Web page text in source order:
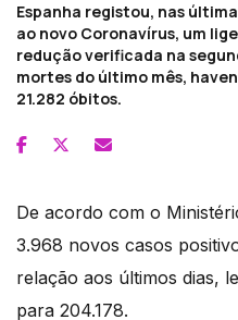
Espanha registou, nas
ao novo Coronavírus, um
redução verificada na
mortes do último mês,
21.282 óbitos.
De acordo com o
3.968 novos casos
relação aos últimos dias,
para 204.178.